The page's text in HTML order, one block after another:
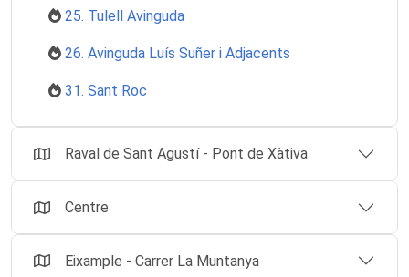
25. Tulell Avinguda
26. Avinguda Luís Suñer i Adjacents
31. Sant Roc
Raval de Sant Agustí - Pont de Xàtiva
Centre
Eixample - Carrer La Muntanya